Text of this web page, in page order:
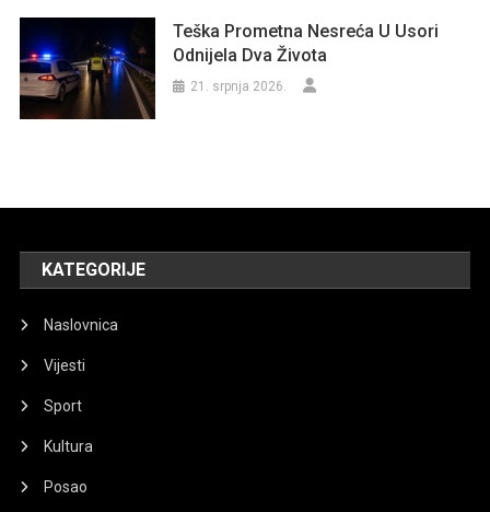
Teška Prometna Nesreća U Usori
Odnijela Dva Života
21. srpnja 2026.
KATEGORIJE
Naslovnica
Vijesti
Sport
Kultura
Posao